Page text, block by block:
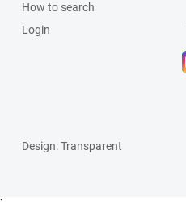
How to search
Login
Design: Transparent
`